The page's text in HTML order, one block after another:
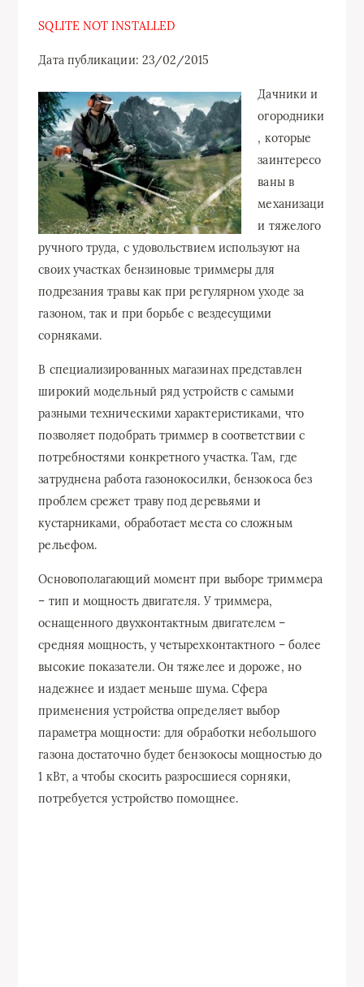
SQLITE NOT INSTALLED
Дата публикации: 23/02/2015
Дачники и
огородники
, которые
заинтересо
ваны в
механизаци
и тяжелого
ручного труда, с удовольствием используют на
своих участках бензиновые триммеры для
подрезания травы как при регулярном уходе за
газоном, так и при борьбе с вездесущими
сорняками.
В специализированных магазинах представлен
широкий модельный ряд устройств с самыми
разными техническими характеристиками, что
позволяет подобрать триммер в соответствии с
потребностями конкретного участка. Там, где
затруднена работа газонокосилки, бензокоса без
проблем срежет траву под деревьями и
кустарниками, обработает места со сложным
рельефом.
Основополагающий момент при выборе триммера
– тип и мощность двигателя. У триммера,
оснащенного двухконтактным двигателем –
средняя мощность, у четырехконтактного – более
высокие показатели. Он тяжелее и дороже, но
надежнее и издает меньше шума. Сфера
применения устройства определяет выбор
параметра мощности: для обработки небольшого
газона достаточно будет бензокосы мощностью до
1 кВт, а чтобы скосить разросшиеся сорняки,
потребуется устройство помощнее.